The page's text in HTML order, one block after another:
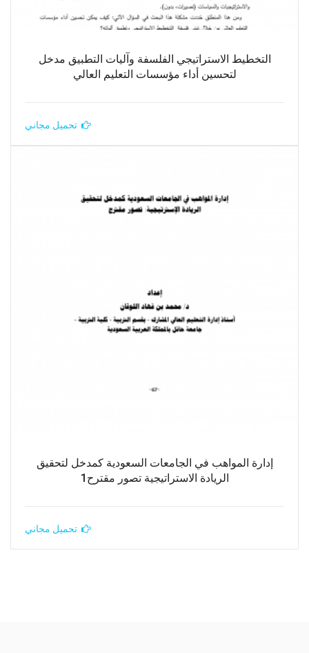
التخطيط الاستراتيجي الفلسفة وآليات التطبيق مدخل
لتحسين أداء مؤسسات التعليم العالي
تحميل مجاني
إدارة المواهب في الجامعات السعودية كمدخل لتحقيق
الريادة الاستراتيجية تصور مقترح1
تحميل مجاني